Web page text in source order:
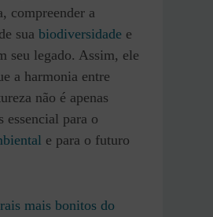
compreender a
sua biodiversidade e
seu legado. Assim, ele
a harmonia entre
não é apenas
essencial para o
e para o futuro
mais bonitos do